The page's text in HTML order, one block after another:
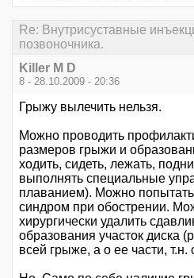
Re: Внутрисуставные
позвоночника.
Killer M D
8 - 28.10.2009 - 20:36
Грыжу вылечить нельзя.
Можно проводить
размеров грыжи и
ходить, сидеть, лежать,
выполнять специальные
плаванием). Можно
синдром при обострении.
хирургически удалить
образования участок диска
всей грыже, а о ее части, т.н.